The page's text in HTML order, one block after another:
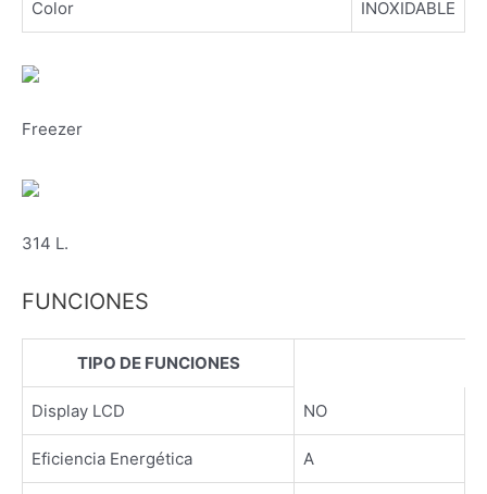
Color INOXIDABLE
Freezer
314 L.
FUNCIONES
TIPO DE FUNCIONES
Display LCD NO
Eficiencia Energética A